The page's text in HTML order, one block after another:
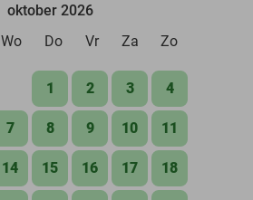
oktober 2026
Wo Do Vr Za Zo
1 2 3 4
7 8 9 10 11
14 15 16 17 18